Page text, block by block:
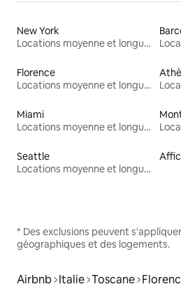
New York
Locations moyenne et longue durée
Florence
Locations moyenne et longue durée
Miami
Locations moyenne et longue durée
Seattle
Locations moyenne et longue durée
* Des exclusions peuvent
géographiques et des logements.
Airbnb Italie Toscane